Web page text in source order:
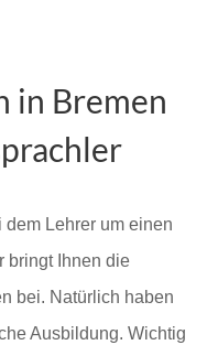
in Bremen
Lehrer um einen
bringt Ihnen die
bei. Natürlich haben
Ausbildung. Wichtig